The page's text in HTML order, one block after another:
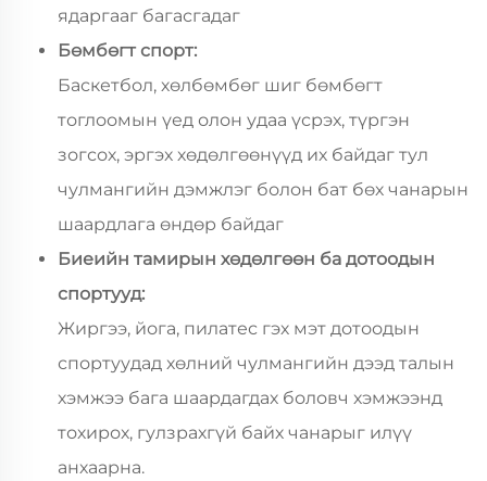
ядаргааг багасгадаг
Бөмбөгт спорт:
Баскетбол, хөлбөмбөг шиг бөмбөгт
тоглоомын үед олон удаа үсрэх, түргэн
зогсох, эргэх хөдөлгөөнүүд их байдаг тул
чулмангийн дэмжлэг болон бат бөх чанарын
шаардлага өндөр байдаг
Биеийн тамирын хөдөлгөөн ба дотоодын
спортууд:
Жиргээ, йога, пилатес гэх мэт дотоодын
спортуудад хөлний чулмангийн дээд талын
хэмжээ бага шаардагдах боловч хэмжээнд
тохирох, гулзрахгүй байх чанарыг илүү
анхаарна.